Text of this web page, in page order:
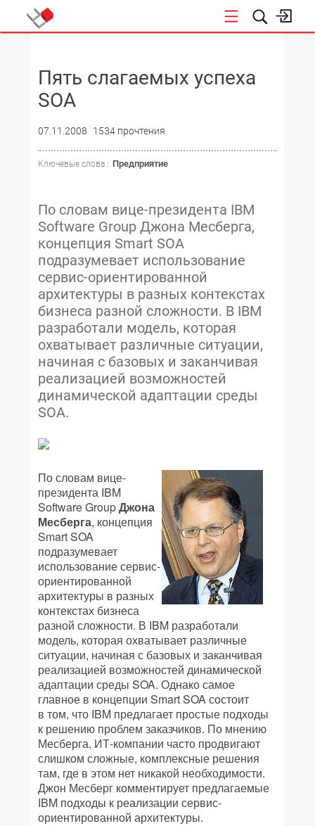
Пять слагаемых успеха
SOA
07.11.2008 1534 прочтения
Ключевые слова : Предприятие
По словам вице-президента IBM
Software Group Джона Месберга,
концепция Smart SOA
подразумевает использование
сервис-ориентированной
архитектуры в разных контекстах
бизнеса разной сложности. В IBM
разработали модель, которая
охватывает различные ситуации,
начиная с базовых и заканчивая
реализацией возможностей
динамической адаптации среды
SOA.
По словам вице-
президента IBM
Software GroupДжона
Месберга, концепция
Smart SOA
подразумевает
использование сервис-
ориентированной
архитектуры в разных
контекстах бизнеса
разной сложности. В IBM разработали
модель, которая охватывает различные
ситуации, начиная с базовых и заканчивая
реализацией возможностей динамической
адаптации среды SOA. Однако самое
главное в концепции Smart SOA состоит
в том, что IBM предлагает простые подходы
к решению проблем заказчиков. По мнению
Месберга, ИТ-компании часто продвигают
слишком сложные, комплексные решения
там, где в этом нет никакой необходимости.
Джон Месберг комментирует предлагаемые
IBM подходы к реализации сервис-
ориентированной архитектуры.